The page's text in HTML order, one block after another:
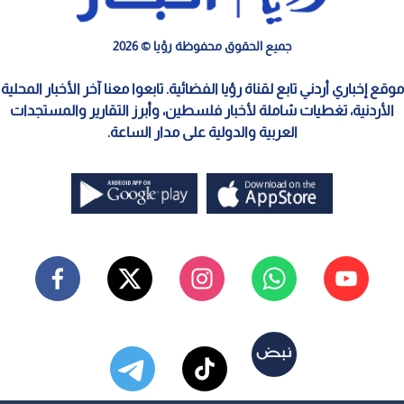
جميع الحقوق محفوظة رؤيا © 2026
موقع إخباري أردني تابع لقناة رؤيا الفضائية. تابعوا معنا آخر الأخبار المحلية
الأردنية، تغطيات شاملة لأخبار فلسطين، وأبرز التقارير والمستجدات
العربية والدولية على مدار الساعة.